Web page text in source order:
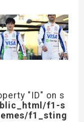
"ID" on s
f1-s
f1_sting